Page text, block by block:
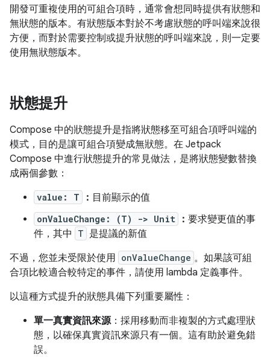
開發可重複使用的可組合項時，通常會想同時提供有狀態和
無狀態的版本。有狀態版本對於不考慮狀態的呼叫端來說很
方便，而對於需要控制或提升狀態的呼叫端來說，則一定要
使用無狀態版本。
狀態提升
Compose 中的狀態提升是指將狀態移至可組合項呼叫端的
模式，目的是讓可組合項變成無狀態。在 Jetpack
Compose 中進行狀態提升的常見做法，是將狀態變數替換
成兩個參數：
value: T ： 目前顯示的值
onValueChange: (T) -> Unit ： 要求變更值的事
件，其中
T 是提議的新值
不過，您並未受限於使用 onValueChange 。如果該可組
合項比較適合較特定的事件，請使用 lambda 定義事件。
以這種方式提升的狀態具備下列重要屬性：
單一真實資訊來源：採用移動而非複製的方式處理狀
態，以確保真實資訊來源只有一個。這有助於避免錯
誤。